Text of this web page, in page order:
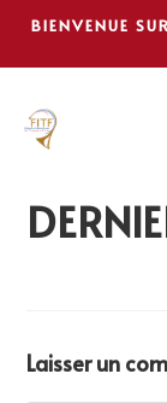
BIENVENUE
Laisser un